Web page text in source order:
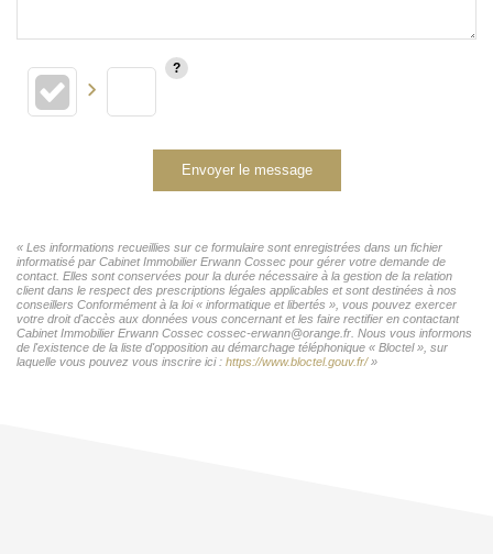
Envoyer le message
« Les informations recueillies sur ce formulaire sont enregistrées dans un fichier
informatisé par Cabinet Immobilier Erwann Cossec pour gérer votre demande de
contact. Elles sont conservées pour la durée nécessaire à la gestion de la relation
client dans le respect des prescriptions légales applicables et sont destinées à nos
conseillers Conformément à la loi « informatique et libertés », vous pouvez exercer
votre droit d'accès aux données vous concernant et les faire rectifier en contactant
Cabinet Immobilier Erwann Cossec cossec-erwann@orange.fr. Nous vous informons
de l'existence de la liste d'opposition au démarchage téléphonique « Bloctel », sur
laquelle vous pouvez vous inscrire ici : https://www.bloctel.gouv.fr/»